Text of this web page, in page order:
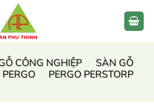
CÔNG NGHIỆP
SÀN GỖ
PERGO PERSTORP